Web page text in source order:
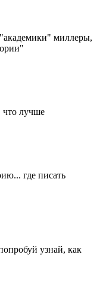
миллеры,
что лучше
где писать
узнай, как